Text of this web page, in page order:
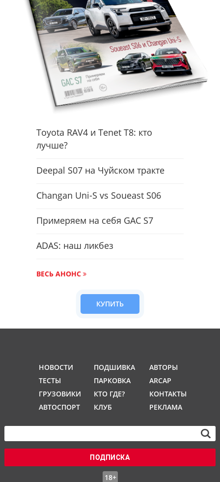
Toyota RAV4 и Tenet T8: кто
лучше?
Deepal S07 на Чуйском тракте
Changan Uni-S vs Soueast S06
Примеряем на себя GAC S7
ADAS: наш ликбез
ВЕСЬ АНОНС
КУПИТЬ
НОВОСТИ
ТЕСТЫ
ГРУЗОВИКИ
АВТОСПОРТ
ПОДШИВКА
ПАРКОВКА
КТО ГДЕ?
КЛУБ
АВТОРЫ
ARCAP
КОНТАКТЫ
РЕКЛАМА
ПОДПИСКА
18+